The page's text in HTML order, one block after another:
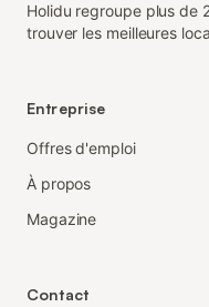
Holidu regroupe plus de
trouver les meilleures
Entreprise
Offres d'emploi
À propos
Magazine
Contact